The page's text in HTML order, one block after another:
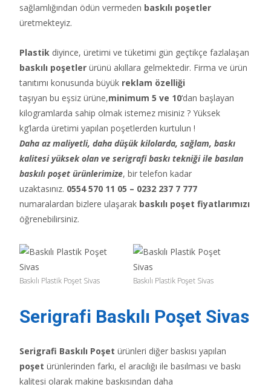
sağlamlığından ödün vermeden baskılı poşetler
üretmekteyiz.
Plastik diyince, üretimi ve tüketimi gün geçtikçe fazlalaşan
baskılı poşetler ürünü akıllara gelmektedir. Firma ve ürün
tanıtımı konusunda büyük reklam özelliği
taşıyan bu eşsiz ürüne,minimum 5 ve 10‘dan başlayan
kilogramlarda sahip olmak istemez misiniz ? Yüksek
kg’larda üretimi yapılan poşetlerden kurtulun !
Daha az maliyetli, daha düşük kilolarda, sağlam, baskı
kalitesi yüksek olan ve serigrafi baskı tekniği ile basılan
baskılı poşet ürünlerimize, bir telefon kadar
uzaktasınız. 0554 570 11 05 – 0232 237 7 777
numaralardan bizlere ulaşarak baskılı poşet fiyatlarımızı
öğrenebilirsiniz.
Baskılı Plastik Poşet Sivas Baskılı Plastik Poşet Sivas
Serigrafi Baskılı Poşet Sivas
Serigrafi Baskılı Poşet ürünleri diğer baskısı yapılan
poşet ürünlerinden farkı, el aracılığı ile basılması ve baskı
kalitesi olarak makine baskısından daha